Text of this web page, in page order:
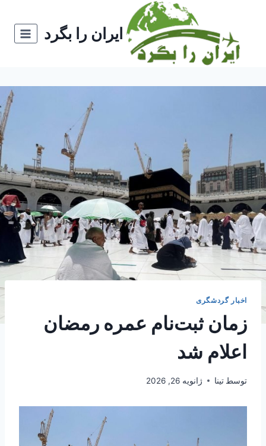
ایران را بگرد
اخبار گردشگری
زمان ثبت‌نام عمره رمضان
اعلام شد
توسط تینا ژانویه 26, 2026